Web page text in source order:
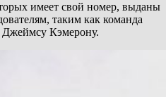
имеет свой номер, выданы
таким как команда
Кэмерону.